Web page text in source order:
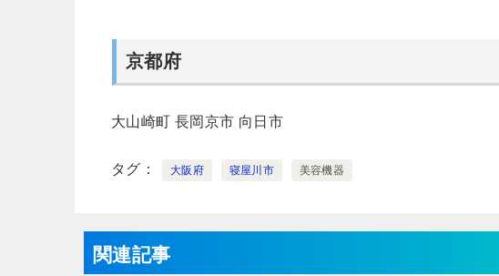
京都府
大山崎町 長岡京市 向日市
タグ 大阪府 寝屋川市 美容機器
関連記事